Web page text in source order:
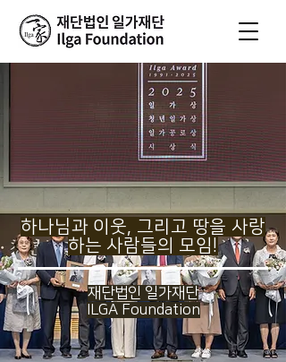
하나님과 이웃, 그리고 땅을 사랑
하는 사람들의 모임!
재단법인 일가재단
ILGA Foundation